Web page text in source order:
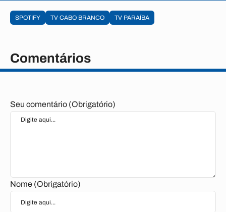
SPOTIFY TV CABO BRANCO TV PARAÍBA
Comentários
Seu comentário (Obrigatório)
Nome (Obrigatório)